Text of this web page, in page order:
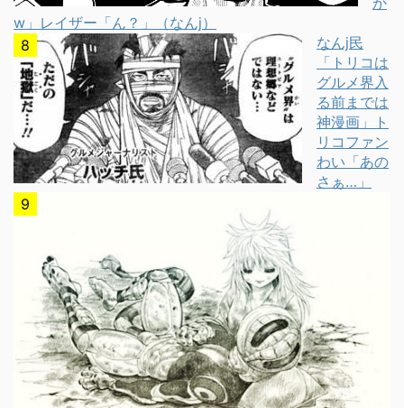
w」レイザー「ん？」（なんj）
なんj民
「トリコは
グルメ界入
る前までは
神漫画」ト
リコファン
わい「あの
さぁ…」